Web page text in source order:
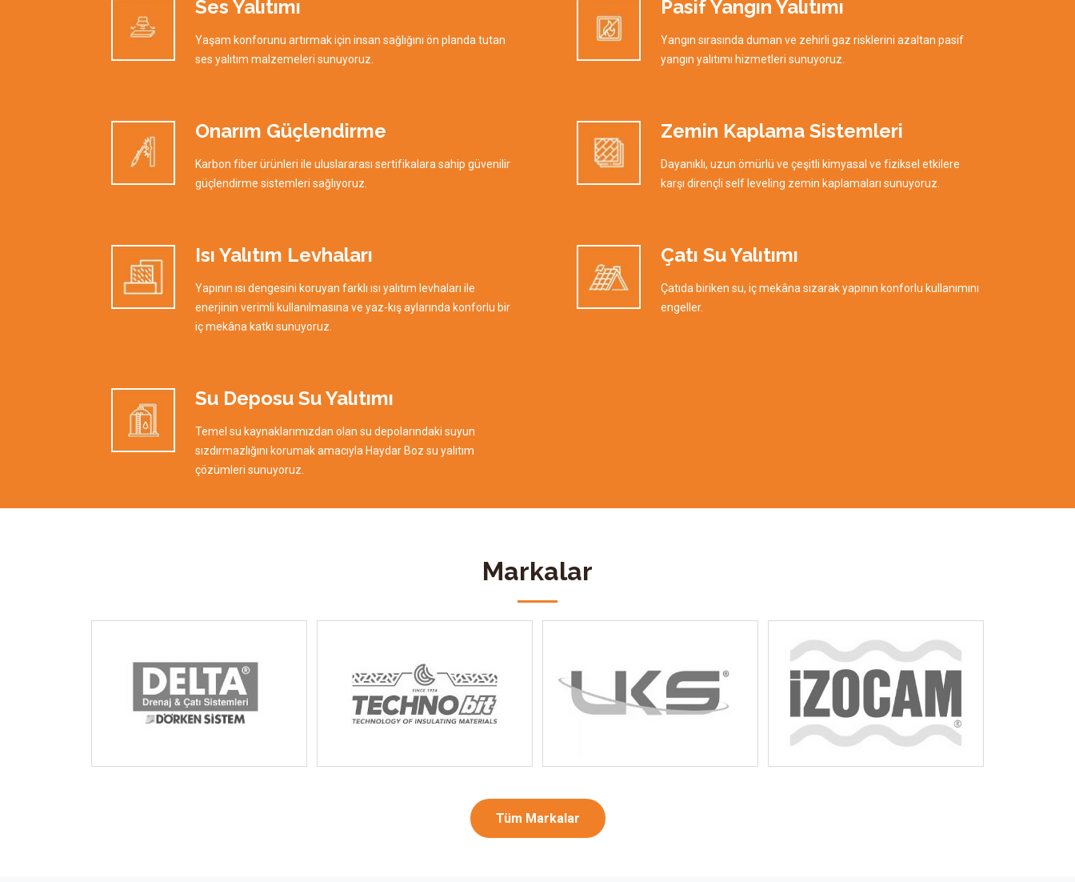
Ses Yalıtımı
Yaşam konforunu artırmak için insan sağlığını ön planda tutan
ses yalıtım malzemeleri sunuyoruz.
Pasif Yangın Yalıtımı
Yangın sırasında duman ve zehirli gaz risklerini azaltan pasif
yangın yalıtımı hizmetleri sunuyoruz.
Onarım Güçlendirme
Karbon fiber ürünleri ile uluslararası sertifikalara sahip güvenilir
güçlendirme sistemleri sağlıyoruz.
Zemin Kaplama Sistemleri
Dayanıklı, uzun ömürlü ve çeşitli kimyasal ve fiziksel etkilere
karşı dirençli self leveling zemin kaplamaları sunuyoruz.
Isı Yalıtım Levhaları
Yapının ısı dengesini koruyan farklı ısı yalıtım levhaları ile
enerjinin verimli kullanılmasına ve yaz-kış aylarında konforlu bir
iç mekâna katkı sunuyoruz.
Çatı Su Yalıtımı
Çatıda biriken su, iç mekâna sızarak yapının konforlu kullanımını
engeller.
Su Deposu Su Yalıtımı
Temel su kaynaklarımızdan olan su depolarındaki suyun
sızdırmazlığını korumak amacıyla Haydar Boz su yalıtım
çözümleri sunuyoruz.
Markalar
Tüm Markalar